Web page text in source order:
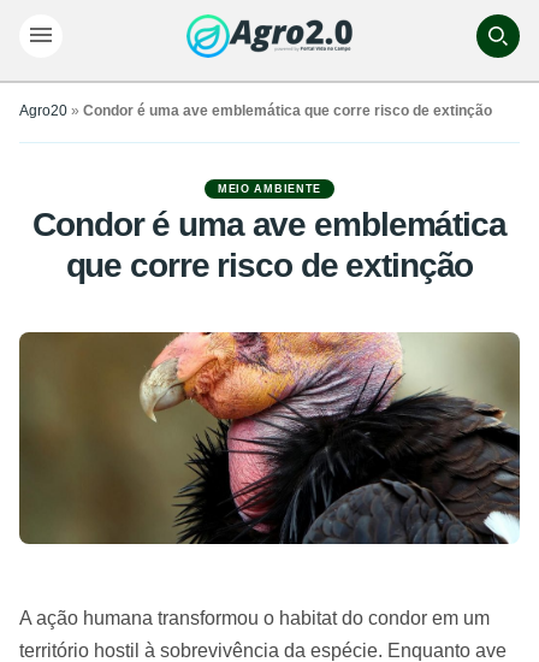
Agro20 » Condor é uma ave emblemática que corre risco de extinção
MEIO AMBIENTE
Condor é uma ave emblemática
que corre risco de extinção
A ação humana transformou o habitat do condor em um
território hostil à sobrevivência da espécie. Enquanto ave